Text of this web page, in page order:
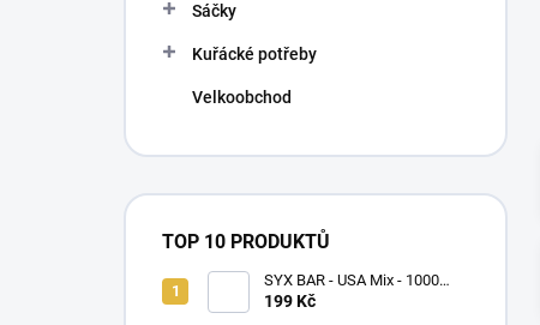
Sáčky
Kuřácké potřeby
Velkoobchod
TOP 10 PRODUKTŮ
SYX BAR - USA Mix - 1000
potáhnutí - 16,5mg
199 Kč